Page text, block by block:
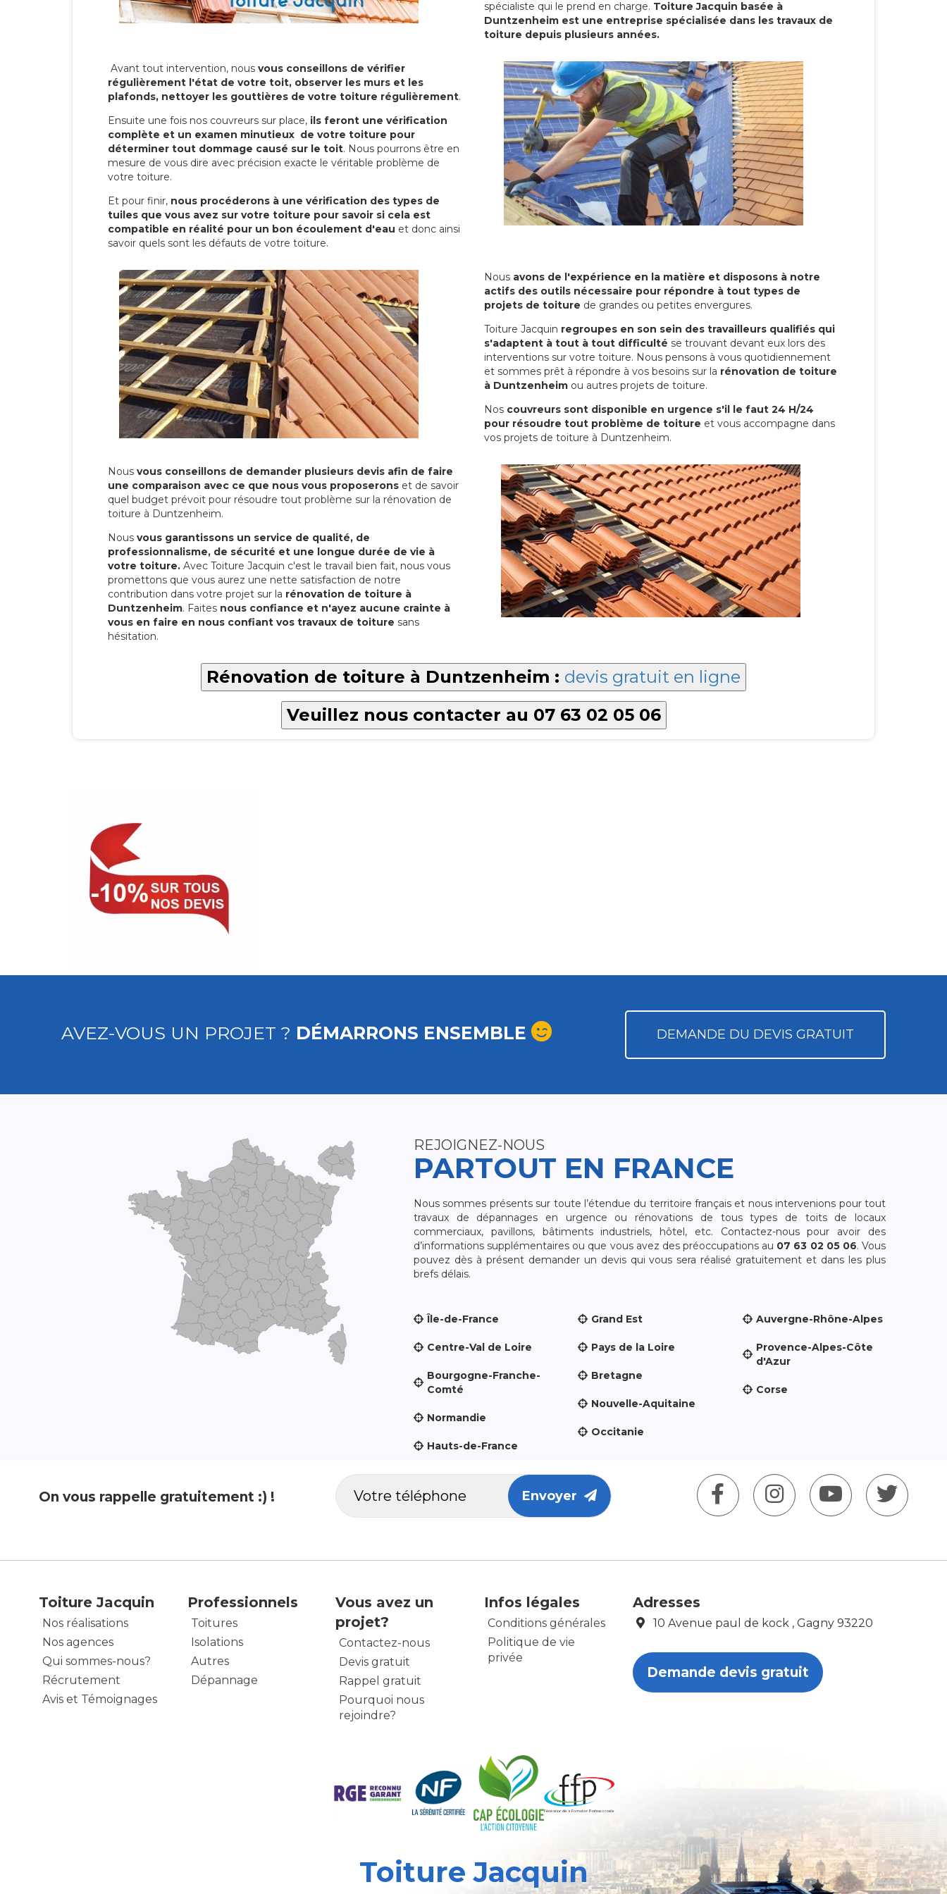
spécialiste qui le prend en charge. Toiture Jacquin basée à
Duntzenheim est une entreprise spécialisée dans les travaux de
toiture depuis plusieurs années.
Avant tout intervention, nous vous conseillons de vérifier
régulièrement l'état de votre toit, observer les murs et les
plafonds, nettoyer les gouttières de votre toiture régulièrement.
Ensuite une fois nos couvreurs sur place, ils feront une vérification
complète et un examen minutieux de votre toiture pour
déterminer tout dommage causé sur le toit. Nous pourrons être en
mesure de vous dire avec précision exacte le véritable problème de
votre toiture.
Et pour finir, nous procéderons à une vérification des types de
tuiles que vous avez sur votre toiture pour savoir si cela est
compatible en réalité pour un bon écoulement d'eau et donc ainsi
savoir quels sont les défauts de votre toiture.
Nous avons de l'expérience en la matière et disposons à notre
actifs des outils nécessaire pour répondre à tout types de
projets de toiture de grandes ou petites envergures.
Toiture Jacquin regroupes en son sein des travailleurs qualifiés qui
s'adaptent à tout à tout difficulté se trouvant devant eux lors des
interventions sur votre toiture. Nous pensons à vous quotidiennement
et sommes prêt à répondre à vos besoins sur la rénovation de toiture
à Duntzenheim ou autres projets de toiture.
Nos couvreurs sont disponible en urgence s'il le faut 24 H/24
pour résoudre tout problème de toiture et vous accompagne dans
vos projets de toiture à Duntzenheim.
Nous vous conseillons de demander plusieurs devis afin de faire
une comparaison avec ce que nous vous proposerons et de savoir
quel budget prévoit pour résoudre tout problème sur la rénovation de
toiture à Duntzenheim.
Nous vous garantissons un service de qualité, de
professionnalisme, de sécurité et une longue durée de vie à
votre toiture. Avec Toiture Jacquin c'est le travail bien fait, nous vous
promettons que vous aurez une nette satisfaction de notre
contribution dans votre projet sur la rénovation de toiture à
Duntzenheim. Faites nous confiance et n'ayez aucune crainte à
vous en faire en nous confiant vos travaux de toiture sans
hésitation.
Rénovation de toiture à Duntzenheim : devis gratuit en ligne
Veuillez nous contacter au 07 63 02 05 06
AVEZ-VOUS UN PROJET ? DÉMARRONS ENSEMBLE DEMANDE DU DEVIS GRATUIT
REJOIGNEZ-NOUS
PARTOUT EN FRANCE
Nous sommes présents sur toute l’étendue du territoire français et nous intervenions pour tout
travaux de dépannages en urgence ou rénovations de tous types de toits de locaux
commerciaux, pavillons, bâtiments industriels, hôtel, etc. Contactez-nous pour avoir des
d’informations supplémentaires ou que vous avez des préoccupations au 07 63 02 05 06. Vous
pouvez dès à présent demander un devis qui vous sera réalisé gratuitement et dans les plus
brefs délais.
Île-de-France
Centre-Val de Loire
Bourgogne-Franche-
Comté
Normandie
Hauts-de-France
Grand Est
Pays de la Loire
Bretagne
Nouvelle-Aquitaine
Occitanie
Auvergne-Rhône-Alpes
Provence-Alpes-Côte
d'Azur
Corse
On vous rappelle gratuitement :) ! Envoyer
Toiture Jacquin
Nos réalisations
Nos agences
Qui sommes-nous?
Récrutement
Avis et Témoignages
Professionnels
Toitures
Isolations
Autres
Dépannage
Vous avez un
projet?
Contactez-nous
Devis gratuit
Rappel gratuit
Pourquoi nous
rejoindre?
Infos légales
Conditions générales
Politique de vie
privée
Adresses
10 Avenue paul de kock , Gagny 93220
Demande devis gratuit
Toiture Jacquin